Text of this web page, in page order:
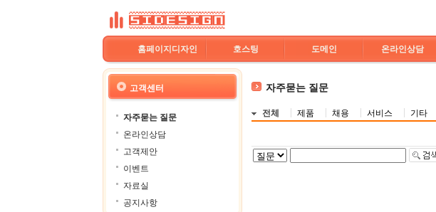
홈페이지디자인 호스팅 도메인 온라인상담
고객센터
자주묻는 질문
온라인상담
고객제안
이벤트
자료실
공지사항
자주묻는 질문
전체 제품 채용 서비스 기타